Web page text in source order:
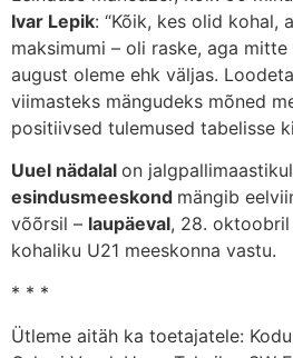
Ivar Lepik: “Kõik, kes olid kohal,
maksimumi – oli raske, aga
august oleme ehk väljas.
viimasteks mängudeks mõned
positiivsed tulemused tabelisse
Uuel nädalal on
esindusmeeskond mängib
võõrsil – laupäeval, 28. oktoobril
kohaliku U21 meeskonna vastu.
* * *
Ütleme aitäh ka toetajatele: